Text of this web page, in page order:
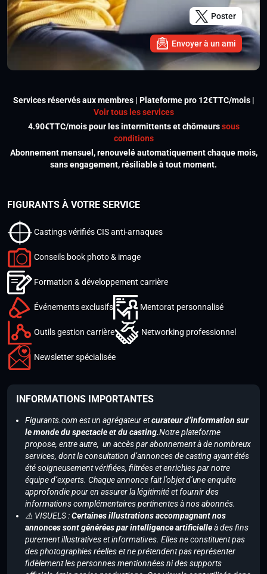
Poster
Envoyer à un ami
Services réservés aux membres | Plateforme pro 12€TTC/mois |
Voir tous les services
4.90€TTC/mois pour les intermittents et chômeurssous
conditions
Abonnement mensuel, renouvelé automatiquement chaque mois,
sans engagement, résiliable à tout moment.
FIGURANTS À VOTRE SERVICE
Castings vérifiés CIS anti-arnaques
Conseils book photo & image
Formation & développement carrière
Événements exclusifs Mentorat personnalisé
Outils gestion carrière Networking professionnel
Newsletter spécialisée
INFORMATIONS IMPORTANTES
Figurants.com est un agrégateur etcurateur d’information sur
le monde du spectacle et du casting.Notre plateforme
propose, entre autre, un accès par abonnement à de nombreux
services, dont la consultation d’annonces de casting ayant étés
été soigneusement vérifiées, filtrées et enrichies par notre
équipe d’experts. Chaque annonce fait l’objet d’une enquête
approfondie pour en assurer la légitimité et fournir des
informations complémentaires pertinentes à nos abonnés.
⚠️ VISUELS :Certaines illustrations accompagnant nos
annonces sont générées par intelligence artificielleà des fins
purement illustratives et informatives. Elles ne constituent pas
des photographies réelles et ne prétendent pas représenter
fidèlement les personnes mentionnées ni des supports